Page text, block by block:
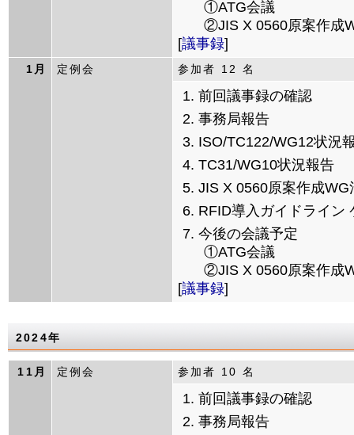
①ATG会議
②JIS X 0560原案作成
[議事録]
1月 定例会 参加者 12 名
前回議事録の確認
事務局報告
ISO/TC122/WG12状況
TC31/WG10状況報告
JIS X 0560原案作成WG
RFID導入ガイドライン
今後の会議予定
①ATG会議
②JIS X 0560原案作成
[議事録]
2024年
11月 定例会 参加者 10 名
前回議事録の確認
事務局報告